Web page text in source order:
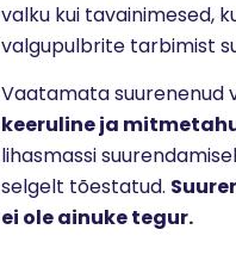
valku kui tavainimesed,
valgupulbrite tarbimist
Vaatamata suurenenud
keeruline ja
lihasmassi
selgelt tõestatud.
ei ole ainuke tegur.